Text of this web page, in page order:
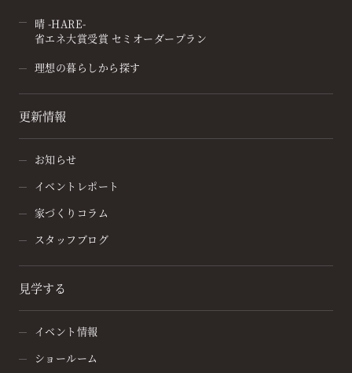
晴 -HARE-
省エネ大賞受賞 セミオーダープラン
理想の暮らしから探す
更新情報
お知らせ
イベントレポート
家づくりコラム
スタッフブログ
見学する
イベント情報
ショールーム